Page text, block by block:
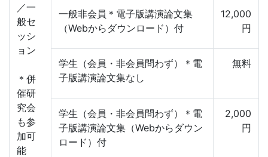
／一
般セ
ッシ
ョン
＊併
催研
究会
も参
加可
能
一般非会員＊電子版講演論文集
（Webからダウンロード）付
12,000
円
学生（会員・非会員問わず）＊電
子版講演論文集なし
無料
学生（会員・非会員問わず）＊電
子版講演論文集（Webからダウン
ロード）付
2,000
円